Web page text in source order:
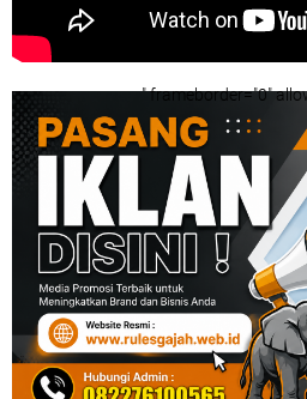
" frameborder="0"